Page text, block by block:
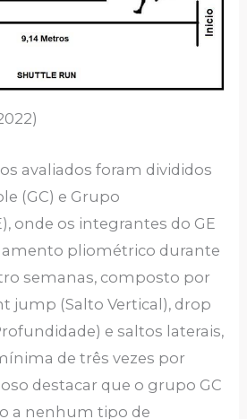
avaliados foram divididos
(GC) e Grupo
onde os integrantes do GE
pliométrico durante
semanas, composto por
jump (Salto Vertical), drop
e saltos laterais,
de três vezes por
destacar que o grupo GC
a nenhum tipo de